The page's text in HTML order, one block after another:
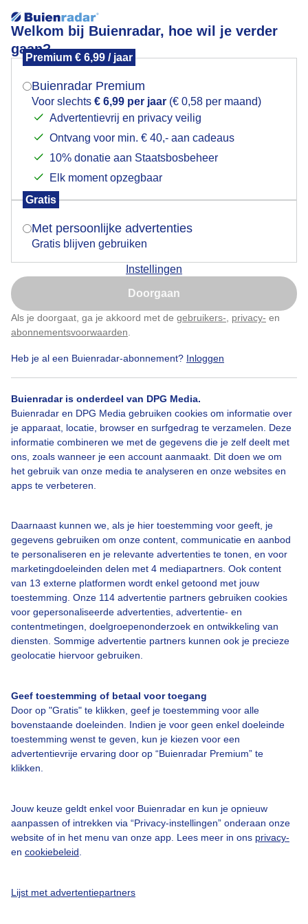
Welkom bij Buienradar, hoe wil je verder
gaan?
Premium € 6,99 / jaar
Buienradar Premium
Voor slechts € 6,99 per jaar (€ 0,58 per maand)
Advertentievrij en privacy veilig
Ontvang voor min. € 40,- aan cadeaus
10% donatie aan Staatsbosbeheer
Elk moment opzegbaar
Gratis
Met persoonlijke advertenties
Gratis blijven gebruiken
Instellingen
Doorgaan
Als je doorgaat, ga je akkoord met de gebruikers- privacy- en
abonnementsvoorwaarden
Heb je al een Buienradar-abonnement? Inloggen
Buienradar is onderdeel van DPG Media.
Buienradar en DPG Media gebruiken cookies om informatie over
je apparaat, locatie, browser en surfgedrag te verzamelen. Deze
informatie combineren we met de gegevens die je zelf deelt met
ons, zoals wanneer je een account aanmaakt. Dit doen we om
het gebruik van onze media te analyseren en onze websites en
apps te verbeteren.
Daarnaast kunnen we, als je hier toestemming voor geeft, je
gegevens gebruiken om onze content, communicatie en aanbod
te personaliseren en je relevante advertenties te tonen, en voor
marketingdoeleinden delen met 4 mediapartners. Ook content
van 13 externe platformen wordt enkel getoond met jouw
toestemming. Onze 114 advertentie partners gebruiken cookies
voor gepersonaliseerde advertenties, advertentie- en
contentmetingen, doelgroepenonderzoek en ontwikkeling van
diensten. Sommige advertentie partners kunnen ook je precieze
geolocatie hiervoor gebruiken.
Geef toestemming of betaal voor toegang
Door op "Gratis" te klikken, geef je toestemming voor alle
bovenstaande doeleinden. Indien je voor geen enkel doeleinde
toestemming wenst te geven, kun je kiezen voor een
advertentievrije ervaring door op “Buienradar Premium” te
klikken.
Jouw keuze geldt enkel voor Buienradar en kun je opnieuw
aanpassen of intrekken via “Privacy-instellingen” onderaan onze
website of in het menu van onze app. Lees meer in ons privacy-
en cookiebeleid
Lijst met advertentiepartners
Prachtige buienlucht met fraaie structuren in
Midden-Nederland
Deze buienlucht met de nodige neerslag trekt over
Midden-Nederland bij Werkhoven aan het begin van
de middag. Prachtige structuren in de lucht, donker
en een schitterend contrast.
Buienlucht Regen Wolken
Bekijk slideshow
Een moment geduld aub...
Bedrijfsgegevens
Veelgestelde vragen
Contact
Adverteren
Buienradar Team
Cookie beleid
Mogen we je locatie gebruiken voor het
Indien je hier nog geen akkoord op hebt gegeven,
verschijnt er zo een pop-up uit je browser waarin
Is goed, toon de popup
Nu niet, misschien later
Klik hierom dit aan te passen